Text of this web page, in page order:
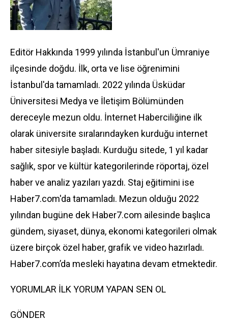
Editör Hakkında 1999 yılında İstanbul'un Ümraniye
ilçesinde doğdu. İlk, orta ve lise öğrenimini
İstanbul'da tamamladı. 2022 yılında Üsküdar
Üniversitesi Medya ve İletişim Bölümünden
dereceyle mezun oldu. İnternet Haberciliğine ilk
olarak üniversite sıralarındayken kurduğu internet
haber sitesiyle başladı. Kurduğu sitede, 1 yıl kadar
sağlık, spor ve kültür kategorilerinde röportaj, özel
haber ve analiz yazıları yazdı. Staj eğitimini ise
Haber7.com'da tamamladı. Mezun olduğu 2022
yılından bugüne dek Haber7.com ailesinde başlıca
gündem, siyaset, dünya, ekonomi kategorileri olmak
üzere birçok özel haber, grafik ve video hazırladı.
Haber7.com’da mesleki hayatına devam etmektedir.
YORUMLAR İLK YORUM YAPAN SEN OL
GÖNDER